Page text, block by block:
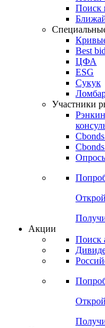
Облигации
Поиски
Поиск
Поиск
Поиск
Best
ЦФА
ESG
Сукук
Участники
Поиск